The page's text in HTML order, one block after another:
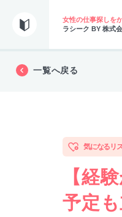
女性の仕事探しを
ラシーク BY 株式
一覧へ戻る
気になるリ
【経
予定